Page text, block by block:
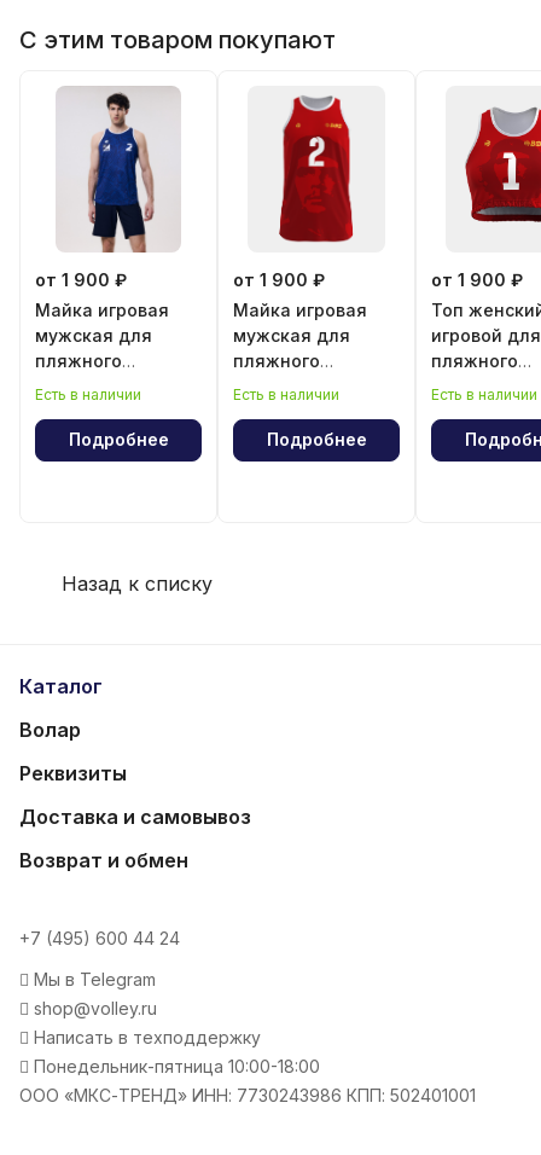
С этим товаром покупают
от 1 900 ₽
Майка игровая
мужская для
пляжного
волейбола
Есть в наличии
Подробнее
от 1 900 ₽
Майка игровая
мужская для
пляжного
волейбола
Гевара"
Есть в наличии
Подробнее
от 1 900 ₽
Топ
игровой для
пляжного
волейбола
Гевара"
Есть в наличии
Назад к списку
Каталог
Волар
Реквизиты
Доставка и самовывоз
Возврат и обмен
+7 (495) 600 44 24
Мы в Telegram
shop@volley.ru
Написать в техподдержку
Понедельник-пятница 10:00-18:00
ООО «МКС-ТРЕНД» ИНН: 7730243986 КПП: 502401001